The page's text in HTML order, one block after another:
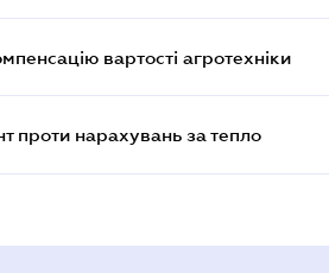
вартості агротехніки
проти нарахувань за тепло